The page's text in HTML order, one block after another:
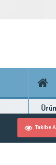
Takibe